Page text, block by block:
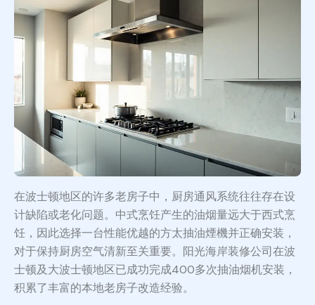
在波士顿地区的许多老房子中，厨房通风系统往往存在设
计缺陷或老化问题。中式烹饪产生的油烟量远大于西式烹
饪，因此选择一台性能优越的方太抽油煙機并正确安装，
对于保持厨房空气清新至关重要。阳光海岸装修公司在波
士顿及大波士顿地区已成功完成400多次抽油烟机安装，
积累了丰富的本地老房子改造经验。